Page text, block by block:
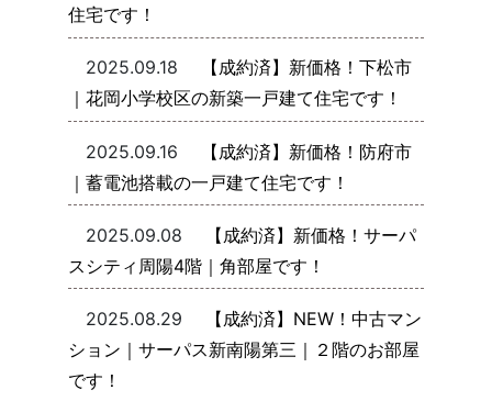
住宅です！
2025.09.18
【成約済】新価格！下松市
｜花岡小学校区の新築一戸建て住宅です！
2025.09.16
【成約済】新価格！防府市
｜蓄電池搭載の一戸建て住宅です！
2025.09.08
【成約済】新価格！サーパ
スシティ周陽4階｜角部屋です！
2025.08.29
【成約済】NEW！中古マン
ション｜サーパス新南陽第三｜２階のお部屋
です！